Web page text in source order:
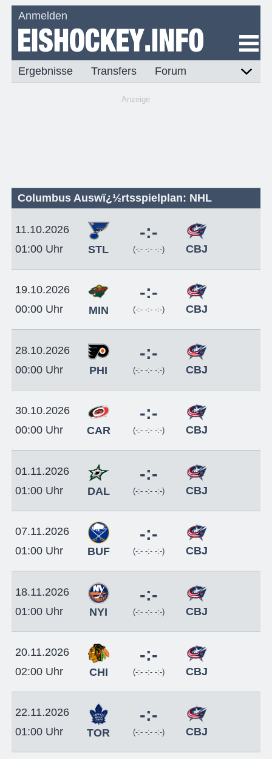
Anmelden
Ergebnisse Transfers Forum
Anzeige
Columbus Auswï¿½rtsspielplan: NHL
11.10.2026
01:00 Uhr
STL
-:-
(-:- -:- -:-) CBJ
19.10.2026
00:00 Uhr
MIN
-:-
(-:- -:- -:-) CBJ
28.10.2026
00:00 Uhr
PHI
-:-
(-:- -:- -:-) CBJ
30.10.2026
00:00 Uhr
CAR
-:-
(-:- -:- -:-) CBJ
01.11.2026
01:00 Uhr
DAL
-:-
(-:- -:- -:-) CBJ
07.11.2026
01:00 Uhr
BUF
-:-
(-:- -:- -:-) CBJ
18.11.2026
01:00 Uhr
NYI
-:-
(-:- -:- -:-) CBJ
20.11.2026
02:00 Uhr
CHI
-:-
(-:- -:- -:-) CBJ
22.11.2026
01:00 Uhr
TOR
-:-
(-:- -:- -:-) CBJ